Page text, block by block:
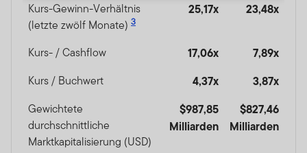
Kurs-Gewinn-Verhältnis
(letzte zwölf Monate) 3
25,17x 23,48x
Kurs- / Cashflow 17,06x 7,89x
Kurs / Buchwert 4,37x 3,87x
Gewichtete
durchschnittliche
Marktkapitalisierung (USD)
$987,85
Milliarden
$827,46
Milliarden